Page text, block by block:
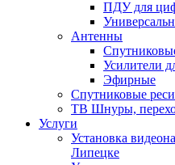
ПДУ для
Антенны
Усилители
Эфирные
Спутниковые
ТВ Шнуры,
Услуги
Установка
Липецке